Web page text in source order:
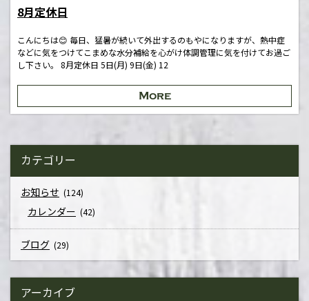
8月定休日
こんにちは😊 毎日、猛暑が続いて外出するのもやになりますが、熱中症
などに気をつけてこまめな水分補給を心がけ体調管理に気を付けてお過ご
し下さい。 8月定休日 5日(月) 9日(金) 12
More
カテゴリー
お知らせ (124)
カレンダー (42)
ブログ (29)
アーカイブ